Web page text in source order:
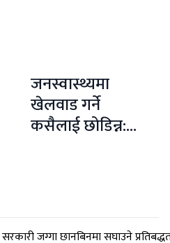
जनस्वास्थ्यमा
खेलवाड गर्ने
कसैलाई छोडिन्न: